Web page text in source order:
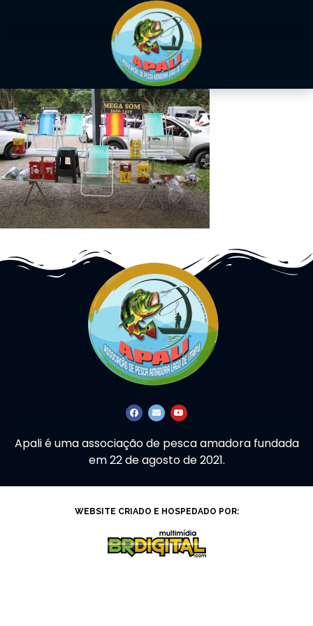
Apali é uma associação de pesca amadora fundada
em 22 de agosto de 2021.
WEBSITE CRIADO E HOSPEDADO POR: